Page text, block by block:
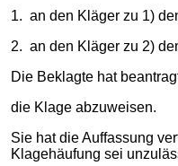
1. an den Kläger zu 1)
2. an den Kläger zu 2)
Die Beklagte hat
die Klage abzuweisen.
Sie hat die Auffassung
Klagehäufung sei